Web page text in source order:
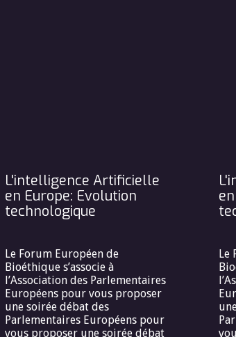
L'intelligence Artificielle
en Europe: Evolution
technologique
Le Forum Européen de
Bioéthique s’associe à
l’Association des Parlementaires
Européens pour vous proposer
une soirée débat des
Parlementaires Européens pour
vous proposer une soirée débat
Le